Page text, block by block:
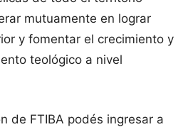
mutuamente en lograr
y fomentar el crecimiento y
teológico a nivel
de FTIBA podés ingresar a